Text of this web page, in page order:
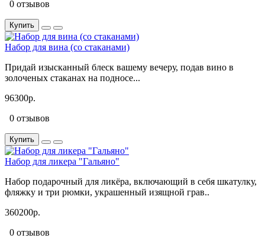
0 отзывов
Купить
Набор для вина (со стаканами)
Придай изысканный блеск вашему вечеру, подав вино в
золоченых стаканах на подносе...
96300р.
0 отзывов
Купить
Набор для ликера "Гальяно"
Набор подарочный для ликёра, включающий в себя шкатулку,
фляжку и три рюмки, украшенный изящной грав..
360200р.
0 отзывов